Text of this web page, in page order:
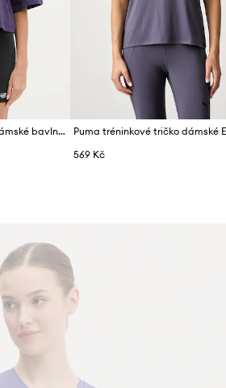
Puma tréninkové tričko dámské bavlněné City lifestyle HYROX
569 Kč